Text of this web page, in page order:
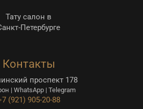
Тату салон в
Петербурге
Контакты
проспект 178
| WhatsApp | Telegram
(921) 905-20-88